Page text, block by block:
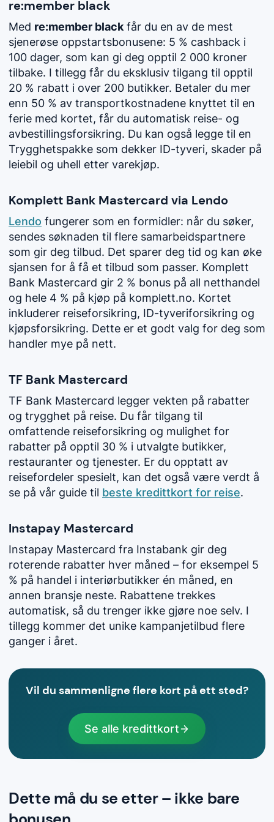
re:member black
Med re:member blackfår du en av de mest
sjenerøse oppstartsbonusene: 5 % cashback i
100 dager, som kan gi deg opptil 2 000 kroner
tilbake. I tillegg får du eksklusiv tilgang til opptil
20 % rabatt i over 200 butikker. Betaler du mer
enn 50 % av transportkostnadene knyttet til en
ferie med kortet, får du automatisk reise- og
avbestillingsforsikring. Du kan også legge til en
Trygghetspakke som dekker ID-tyveri, skader på
leiebil og uhell etter varekjøp.
Komplett Bank Mastercard via Lendo
Lendo fungerer som en formidler: når du søker,
sendes søknaden til flere samarbeidspartnere
som gir deg tilbud. Det sparer deg tid og kan øke
sjansen for å få et tilbud som passer. Komplett
Bank Mastercard gir 2 % bonus på all netthandel
og hele 4 % på kjøp på komplett.no. Kortet
inkluderer reiseforsikring, ID-tyveriforsikring og
kjøpsforsikring. Dette er et godt valg for deg som
handler mye på nett.
TF Bank Mastercard
TF Bank Mastercard legger vekten på rabatter
og trygghet på reise. Du får tilgang til
omfattende reiseforsikring og mulighet for
rabatter på opptil 30 % i utvalgte butikker,
restauranter og tjenester. Er du opptatt av
reisefordeler spesielt, kan det også være verdt å
se på vår guide til beste kredittkort for reise.
Instapay Mastercard
Instapay Mastercard fra Instabank gir deg
roterende rabatter hver måned – for eksempel 5
% på handel i interiørbutikker én måned, en
annen bransje neste. Rabattene trekkes
automatisk, så du trenger ikke gjøre noe selv. I
tillegg kommer det unike kampanjetilbud flere
ganger i året.
Vil du sammenligne flere kort på ett sted?
Se alle kredittkort
Dette må du se etter – ikke bare